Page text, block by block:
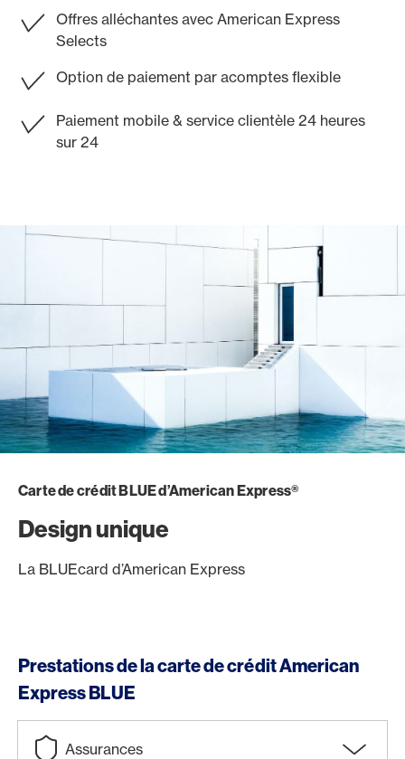
Offres alléchantes avec American Express
Selects
Option de paiement par acomptes flexible
Paiement mobile & service clientèle 24 heures
sur 24
Carte de crédit BLUE d’American Express®
Design unique
La BLUEcard d’American Express
Prestations de la carte de crédit American
Express BLUE
Assurances